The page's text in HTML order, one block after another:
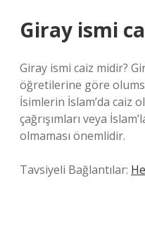
Giray ismi
Giray ismi caiz midir?
öğretilerine göre
İsimlerin İslam’da caiz
çağrışımları veya
olmaması önemlidir.
Tavsiyeli Bağlantılar: